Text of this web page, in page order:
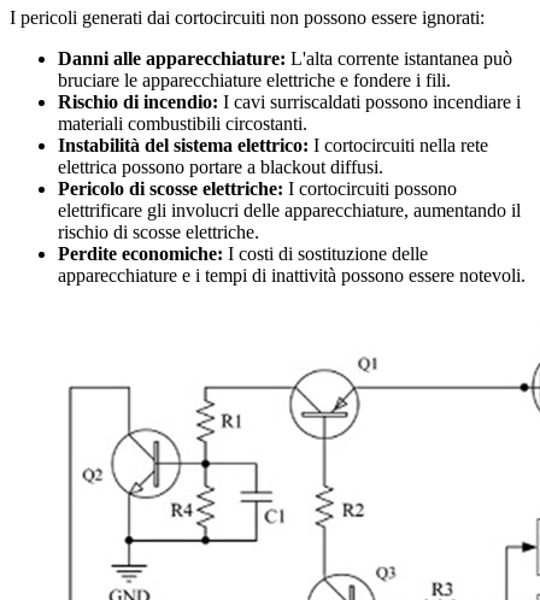
I pericoli generati dai cortocircuiti non possono essere ignorati:
Danni alle apparecchiature: L'alta corrente istantanea può
bruciare le apparecchiature elettriche e fondere i fili.
Rischio di incendio: I cavi surriscaldati possono incendiare i
materiali combustibili circostanti.
Instabilità del sistema elettrico: I cortocircuiti nella rete
elettrica possono portare a blackout diffusi.
Pericolo di scosse elettriche: I cortocircuiti possono
elettrificare gli involucri delle apparecchiature, aumentando il
rischio di scosse elettriche.
Perdite economiche: I costi di sostituzione delle
apparecchiature e i tempi di inattività possono essere notevoli.